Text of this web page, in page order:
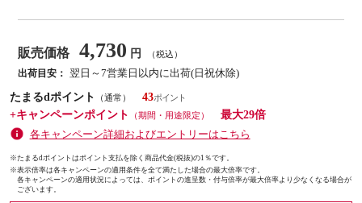
販売価格 4,730 円 （税込）
出荷目安： 翌日～7営業日以内に出荷(日祝休除)
たまるdポイント
（通常）
43
+キャンペーンポイント
（期間・用途限定）
最大29倍
各キャンペーン詳細およびエントリーはこちら
※たまるdポイントはポイント支払を除く商品代金(税抜)の1％です。
※表示倍率は各キャンペーンの適用条件を全て満たした場合の最大倍率です。
各キャンペーンの適用状況によっては、ポイントの進呈数・付与倍率が最大倍率より少なくなる場合が
ございます。